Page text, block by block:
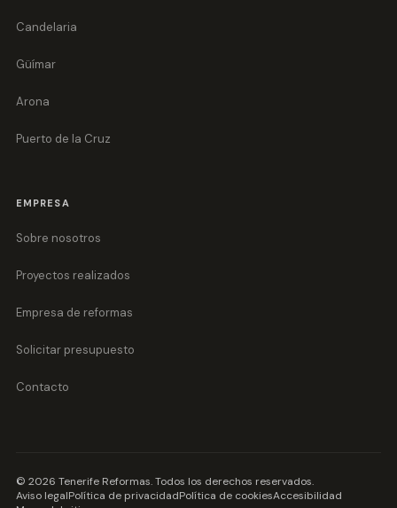
Candelaria
Güímar
Arona
Puerto de la Cruz
EMPRESA
Sobre nosotros
Proyectos realizados
Empresa de reformas
Solicitar presupuesto
Contacto
© 2026 Tenerife Reformas. Todos los derechos reservados.
Aviso legalPolítica de privacidadPolítica de cookiesAccesibilidad